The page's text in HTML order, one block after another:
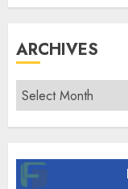
ARCHIVES
Archives